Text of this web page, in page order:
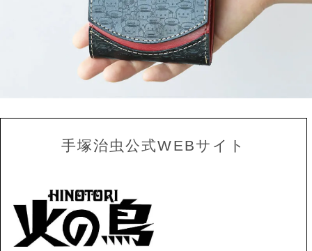
手塚治虫公式WEBサイト